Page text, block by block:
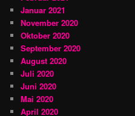
Januar 2021
November 2020
Oktober 2020
September 2020
August 2020
Juli 2020
Juni 2020
Mai 2020
April 2020